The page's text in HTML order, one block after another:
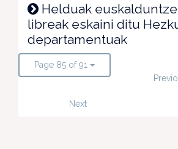
Helduak
libreak eskaini ditu
departamentuak
Page 85 of 91
Next